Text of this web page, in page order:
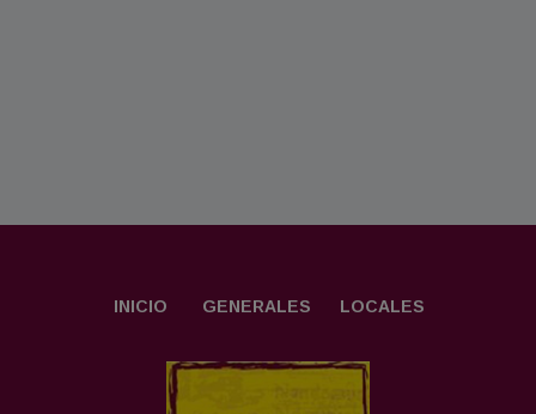
INICIO GENERALES LOCALES